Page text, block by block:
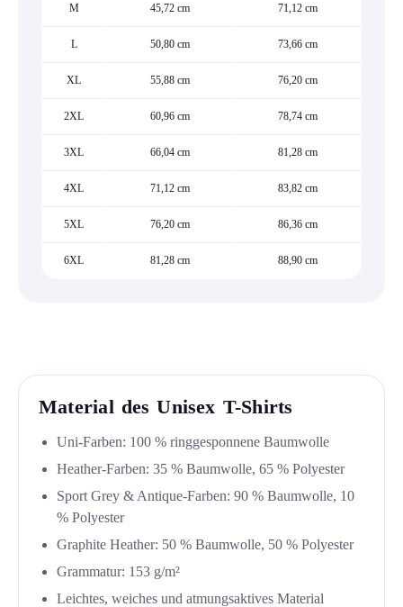
M 45,72 cm 71,12 cm
L 50,80 cm 73,66 cm
XL 55,88 cm 76,20 cm
2XL 60,96 cm 78,74 cm
3XL 66,04 cm 81,28 cm
4XL 71,12 cm 83,82 cm
5XL 76,20 cm 86,36 cm
6XL 81,28 cm 88,90 cm
Material des Unisex T-Shirts
Uni-Farben: 100 % ringgesponnene Baumwolle
Heather-Farben: 35 % Baumwolle, 65 % Polyester
Sport Grey & Antique-Farben: 90 % Baumwolle, 10
% Polyester
Graphite Heather: 50 % Baumwolle, 50 % Polyester
Grammatur: 153 g/m²
Leichtes, weiches und atmungsaktives Material